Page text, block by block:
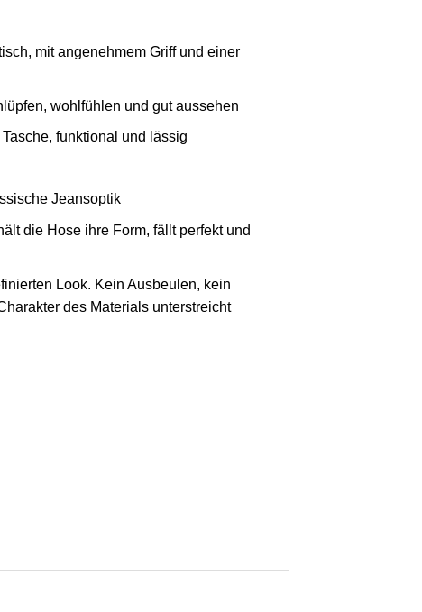
mit angenehmem Griff und einer
wohlfühlen und gut aussehen
funktional und lässig
Jeansoptik
die Hose ihre Form, fällt perfekt und
Look. Kein Ausbeulen, kein
des Materials unterstreicht